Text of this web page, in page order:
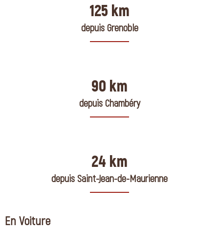
125 km
depuis Grenoble
90 km
depuis Chambéry
24 km
depuis Saint-Jean-de-Maurienne
En Voiture